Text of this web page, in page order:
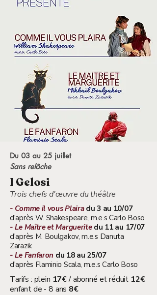
Du 03 au 25 juillet
Sans relâche
I Gelosi
Trois chefs d'œuvre du théâtre
- Comme il vous Plaira du 3 au 10/07
d'après W. Shakespeare, m.e.s Carlo Boso
- Le Maître et Margueritedu 11 au 17/07
d'après M. Boulgakov, m.e.s Danuta
Zarazik
- Le Fanfaron du 18 au 25/07
d'après Flaminio Scala, m.e.s Carlo Boso
Tarifs : plein 17€/ abonné et réduit 12€
enfant de - 8 ans 8€